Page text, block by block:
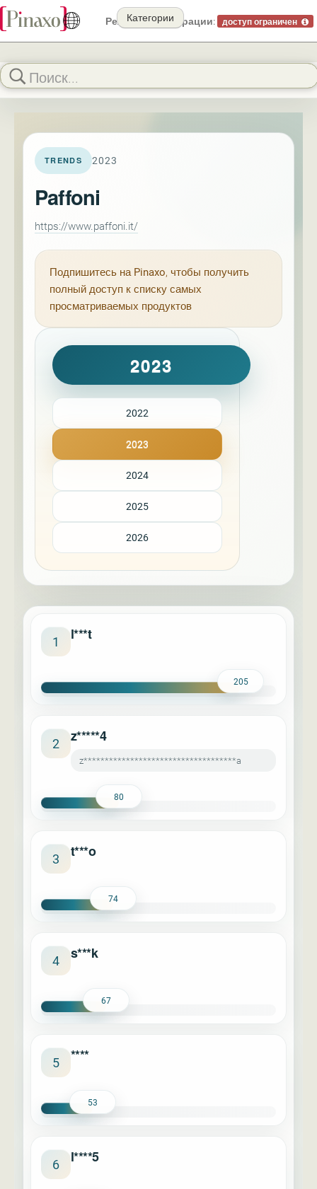
Режим демонстрации: доступ ограничен
Категории
TRENDS 2023
Paffoni
https://www.paffoni.it/
Подпишитесь на Pinaxo, чтобы получить
полный доступ к списку самых
просматриваемых продуктов
2023
2022
2023
2024
2025
2026
1 l***t
205
2 z*****4
z************************************a
80
3 t***o
74
4 s***k
67
5 ****
53
6 l****5